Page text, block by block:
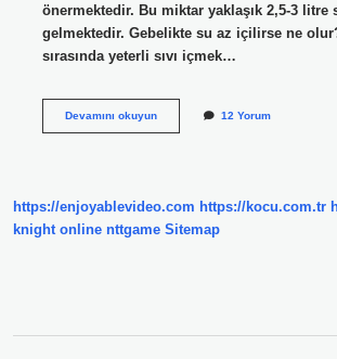
önermektedir. Bu miktar yaklaşık 2,5-3 litre
gelmektedir. Gebelikte su az içilirse ne
sırasında yeterli sıvı içmek…
Devamını okuyunHamilelikte 12 Yorum
https://enjoyablevideo.com https://kocu.com.tr
knight online nttgame Sitemap